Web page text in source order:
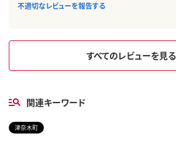
不適切なレビューを報告する
すべてのレビューを見る
関連キーワード
津奈木町